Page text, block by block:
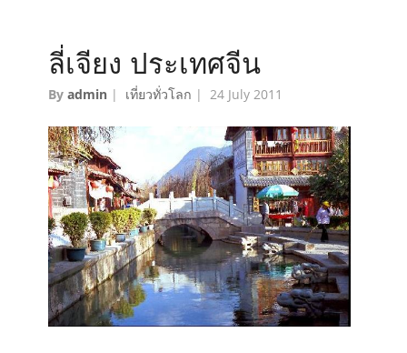
ลี่เจียง ประเทศจีน
Byadmin | เที่ยวทั่วโลก |24 July 2011